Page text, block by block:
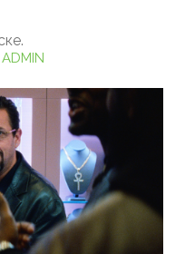
ADMIN